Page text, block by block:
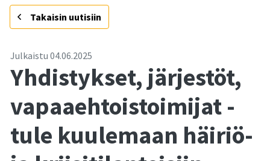
- Takaisin uutisiin
Julkaistu 04.06.2025
Yhdistykset, järjestöt,
vapaaehtoistoimijat -
tule kuulemaan häiriö-